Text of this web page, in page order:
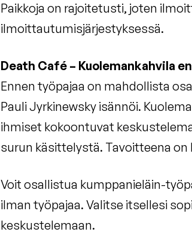
Paikkoja on rajoitetusti, joten
ilmoittautumisjärjestyksessä.
Death Café – Kuolemankahvila
Ennen työpajaa on mahdollista
Pauli Jyrkinewsky isännöi.
ihmiset kokoontuvat
surun käsittelystä. Tavoitteena
Voit osallistua kumppanieläin-
ilman työpajaa. Valitse itsellesi
keskustelemaan.